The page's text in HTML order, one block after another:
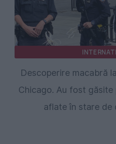
Descoperire macabră
Chicago. Au fost
aflate în stare de